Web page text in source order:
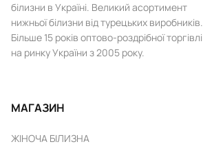
білизни в Україні. Великий асортимент
нижньої білизни від турецьких виробників.
Більше 15 років оптово-роздрібної торгівлі
на ринку України з 2005 року.
МАГАЗИН
ЖІНОЧА БІЛИЗНА